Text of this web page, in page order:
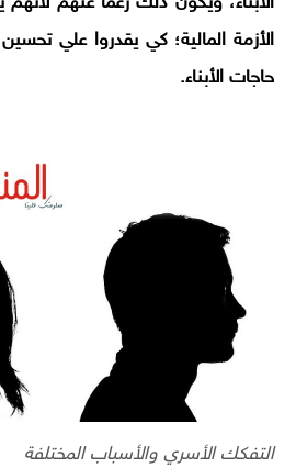
الأزمة المالية؛ كي يقدروا علي
حاجات الأبناء.
التفكك الأسري والأسباب المختلفة